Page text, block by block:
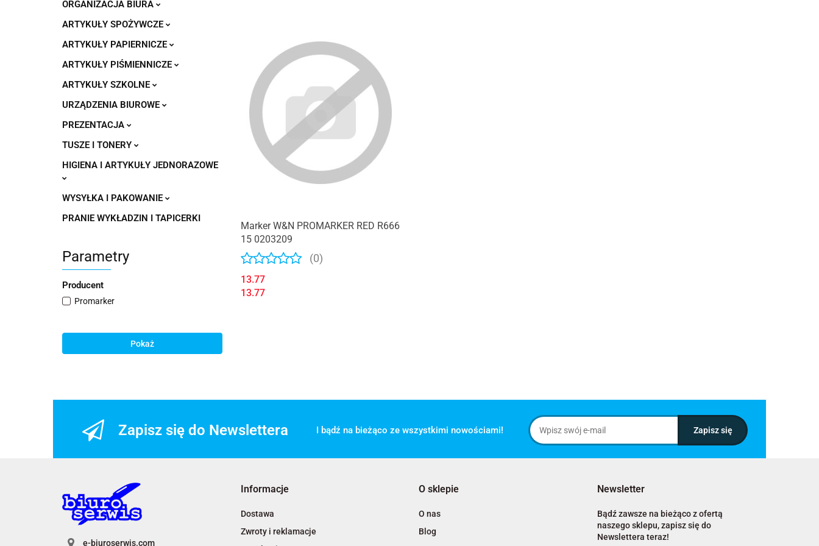
ORGANIZACJA BIURA
ARTYKUŁY SPOŻYWCZE
ARTYKUŁY PAPIERNICZE
ARTYKUŁY PIŚMIENNICZE
ARTYKUŁY SZKOLNE
URZĄDZENIA BIUROWE
PREZENTACJA
TUSZE I TONERY
HIGIENA I ARTYKUŁY JEDNORAZOWE
WYSYŁKA I PAKOWANIE
PRANIE WYKŁADZIN I TAPICERKI
Parametry
Producent
Promarker
Pokaż
Produkt niedostępny
Marker W&N PROMARKER RED R666
15 0203209
(0)
13.77
13.77
Zapisz się do Newslettera I bądź na bieżąco ze wszystkimi nowościami!
e-biuroserwis.com
Informacje
Dostawa
Zwroty i reklamacje
O sklepie
O nas
Blog
Newsletter
Bądź zawsze na bieżąco z ofertą
naszego sklepu, zapisz się do
Newslettera teraz!